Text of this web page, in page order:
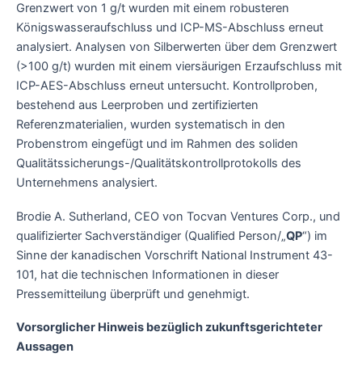
Grenzwert von 1 g/t wurden mit einem robusteren
Königswasseraufschluss und ICP-MS-Abschluss erneut
analysiert. Analysen von Silberwerten über dem Grenzwert
(>100 g/t) wurden mit einem viersäurigen Erzaufschluss mit
ICP-AES-Abschluss erneut untersucht. Kontrollproben,
bestehend aus Leerproben und zertifizierten
Referenzmaterialien, wurden systematisch in den
Probenstrom eingefügt und im Rahmen des soliden
Qualitätssicherungs-/Qualitätskontrollprotokolls des
Unternehmens analysiert.
Brodie A. Sutherland, CEO von Tocvan Ventures Corp., und
qualifizierter Sachverständiger (Qualified Person/„QP“) im
Sinne der kanadischen Vorschrift National Instrument 43-
101, hat die technischen Informationen in dieser
Pressemitteilung überprüft und genehmigt.
Vorsorglicher Hinweis bezüglich zukunftsgerichteter
Aussagen